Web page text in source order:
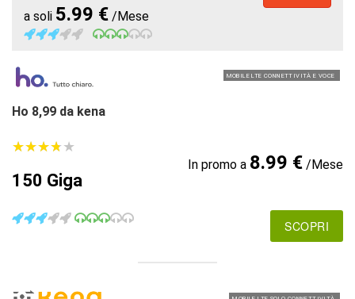
a soli 5.99 € /Mese
MOBILE LTE CONNETTIVITÀ E VOCE
Ho 8,99 da kena
★★★★★
★★★★★
150 Giga
In promo a 8.99 €/Mese
SCOPRI